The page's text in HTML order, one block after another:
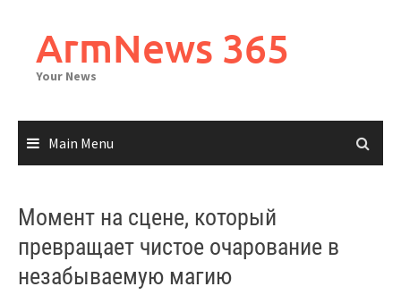
contentArmNews 365
Your News
Main Menu
Момент на сцене, который
превращает чистое очарование в
незабываемую магию